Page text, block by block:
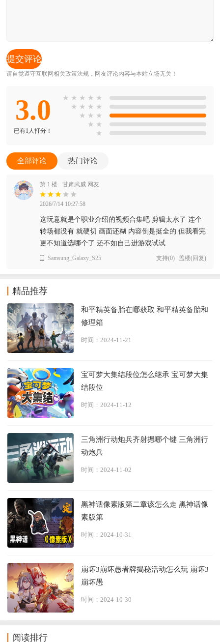
请自觉遵守互联网相关政策法规，网友评论内容与本站立场无关！
3.0
已有1人打分！
★ ★ ★ ★ ★
★ ★ ★ ★
★ ★ ★
★ ★
★
全部评论 热门评论
第 1 楼 甘肃武威 网友
2026/7/14 10:27:58
这玩意就是个职业介绍的视频合集吧 剪辑太水了 连个
转场都没有 就硬切 画面还糊 内容倒是挺全的 但我看完
更不知道选哪个了 还不如自己进游戏试试
Samsung_Galaxy_S25 支持(0) 盖楼(回复)
精品推荐
和平精英备胎在哪获取 和平精英备胎和
修理箱
时间：2024-11-21
宝可梦大集结段位怎么继承 宝可梦大集
结段位
时间：2024-11-12
三角洲行动炮兵齐射摁哪个键 三角洲行
动炮兵
时间：2024-11-02
黑神话像素版第二章该怎么走 黑神话像
素版第
时间：2024-10-31
崩坏3崩坏愚者牌揭秘活动怎么玩 崩坏3
崩坏愚
时间：2024-10-30
阅读排行